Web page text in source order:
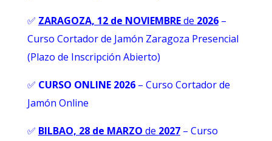
✅ ZARAGOZA, 12 de NOVIEMBREde 2026–
Curso Cortador de Jamón Zaragoza Presencial
(Plazo de Inscripción Abierto)
✅ CURSO ONLINE 2026– Curso Cortador de
Jamón Online
✅ BILBAO, 28 de MARZO de 2027– Curso